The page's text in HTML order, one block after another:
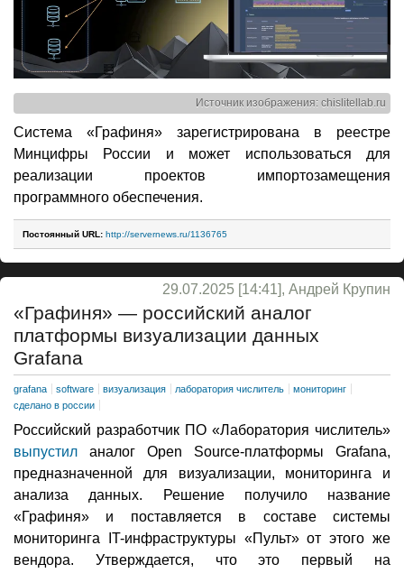
Источник изображения: chislitellab.ru
Система «Графиня» зарегистрирована в реестре
Минцифры России и может использоваться для
реализации проектов импортозамещения
программного обеспечения.
Постоянный URL: http://servernews.ru/1136765
29.07.2025 [14:41], Андрей Крупин
«Графиня» — российский аналог
платформы визуализации данных
Grafana
grafana software визуализация лаборатория числитель
мониторинг
сделано в россии
Российский разработчик ПО «Лаборатория числитель»
выпустил аналог Open Source-платформы Grafana,
предназначенной для визуализации, мониторинга и
анализа данных. Решение получило название
«Графиня» и поставляется в составе системы
мониторинга IT-инфраструктуры «Пульт» от этого же
вендора. Утверждается, что это первый на